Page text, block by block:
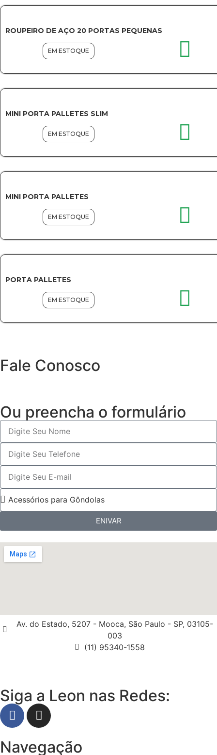
ROUPEIRO DE AÇO 20 PORTAS PEQUENAS
EM ESTOQUE
MINI PORTA PALLETES SLIM
EM ESTOQUE
MINI PORTA PALLETES
EM ESTOQUE
PORTA PALLETES
EM ESTOQUE
Fale Conosco
Ou preencha o formulário
ENIVAR
Av. do Estado, 5207 - Mooca, São Paulo - SP, 03105-
003
(11) 95340-1558
Siga a Leon nas Redes:
Navegação